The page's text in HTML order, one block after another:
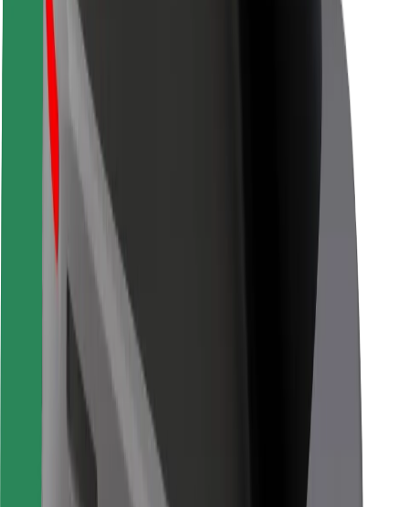
Безпека
Безпека пасажирів
Безпека водіїв
Безпека електросамокатів
Лабораторія безпеки
Міста
Розташування
Міські рішення
Аеропорти
Зарядні станції Bolt
Підтримка
Для пасажирів
Для водіїв
Для кур'єрів